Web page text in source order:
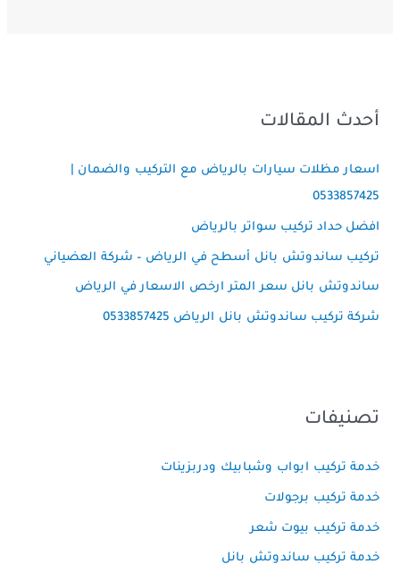
أحدث المقالات
اسعار مظلات سيارات بالرياض مع التركيب والضمان |
0533857425
افضل حداد تركيب سواتر بالرياض
تركيب ساندوتش بانل أسطح في الرياض – شركة العضياني
ساندوتش بانل سعر المتر ارخص الاسعار في الرياض
شركة تركيب ساندوتش بانل الرياض 0533857425
تصنيفات
خدمة تركيب ابواب وشبابيك ودربزينات
خدمة تركيب برجولات
خدمة تركيب بيوت شعر
خدمة تركيب ساندوتش بانل